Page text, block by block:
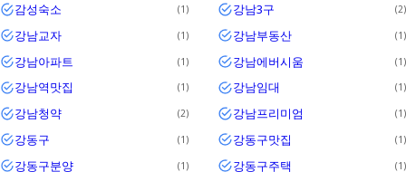
감성숙소 1 강남3구 2
강남교자 1 강남부동산 1
강남아파트 1 강남에버시움 1
강남역맛집 1 강남임대 1
강남청약 2 강남프리미엄 1
강동구 1 강동구맛집 1
강동구분양 1 강동구주택 1